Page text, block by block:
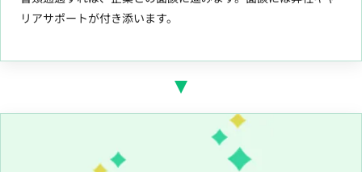
リアサポートが付き添います。